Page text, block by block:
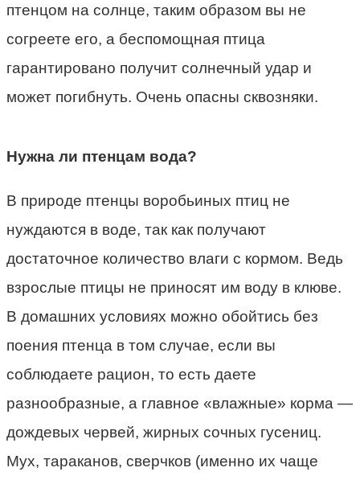
птенцом на солнце, таким образом вы не
согреете его, а беспомощная птица
гарантировано получит солнечный удар и
может погибнуть. Очень опасны сквозняки.
Нужна ли птенцам вода?
В природе птенцы воробьиных птиц не
нуждаются в воде, так как получают
достаточное количество влаги с кормом. Ведь
взрослые птицы не приносят им воду в клюве.
В домашних условиях можно обойтись без
поения птенца в том случае, если вы
соблюдаете рацион, то есть даете
разнообразные, а главное «влажные» корма —
дождевых червей, жирных сочных гусениц.
Мух, тараканов, сверчков (именно их чаще